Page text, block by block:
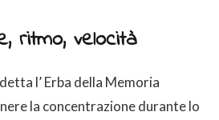
ritmo, velocità
l’ Erba della Memoria
la concentrazione durante lo